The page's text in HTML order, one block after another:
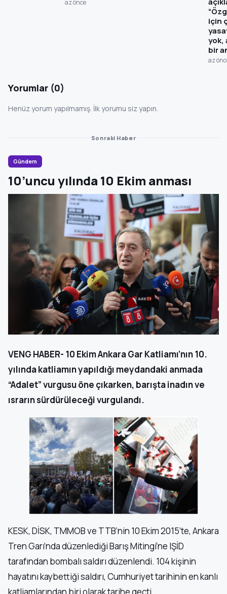
az önce
için
yok,
bir
az
Yorumlar (0)
Henüz yorum yapılmamış. İlk yorumu siz yapın.
Sonraki Haber
Gündem
10’uncu yılında 10 Ekim anması
VENG HABER- 10 Ekim Ankara Gar Katliamı’nın 10.
yılında katliamın yapıldığı meydandaki anmada
“Adalet” vurgusu öne çıkarken, barışta inadın ve
ısrarın sürdürüleceği vurgulandı.
KESK, DİSK, TMMOB ve TTB’nin 10 Ekim 2015’te, Ankara
Tren Garı’nda düzenlediği Barış Mitingi’ne IŞİD
tarafından bombalı saldırı düzenlendi. 104 kişinin
hayatını kaybettiği saldırı, Cumhuriyet tarihinin en kanlı